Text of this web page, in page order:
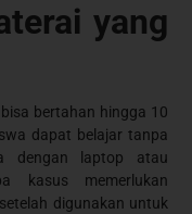
yang
bertahan hingga 10
dapat belajar tanpa
dengan laptop atau
kasus memerlukan
digunakan untuk